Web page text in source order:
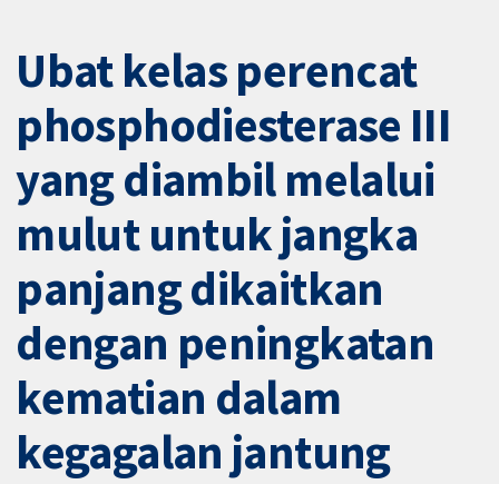
Ubat kelas perencat
phosphodiesterase III
yang diambil melalui
mulut untuk jangka
panjang dikaitkan
dengan peningkatan
kematian dalam
kegagalan jantung